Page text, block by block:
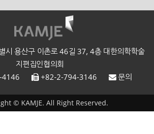
시 용산구 이촌로 46길 37, 4층 대한의학학술
지편집인협의회
+82-2-794-3146 문의
© KAMJE. All Right Reserved.